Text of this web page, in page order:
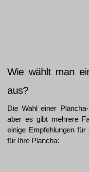
Wie wählt man
aus?
Die Wahl einer
aber es gibt mehrere
einige Empfehlungen
für Ihre Plancha: